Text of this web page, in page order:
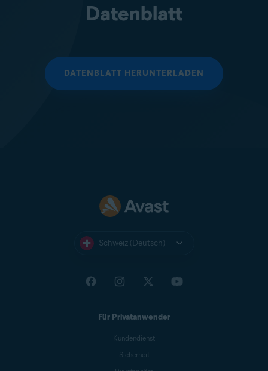
Datenblatt
DATENBLATT HERUNTERLADEN
Schweiz (Deutsch)
Für Privatanwender
Kundendienst
Sicherheit